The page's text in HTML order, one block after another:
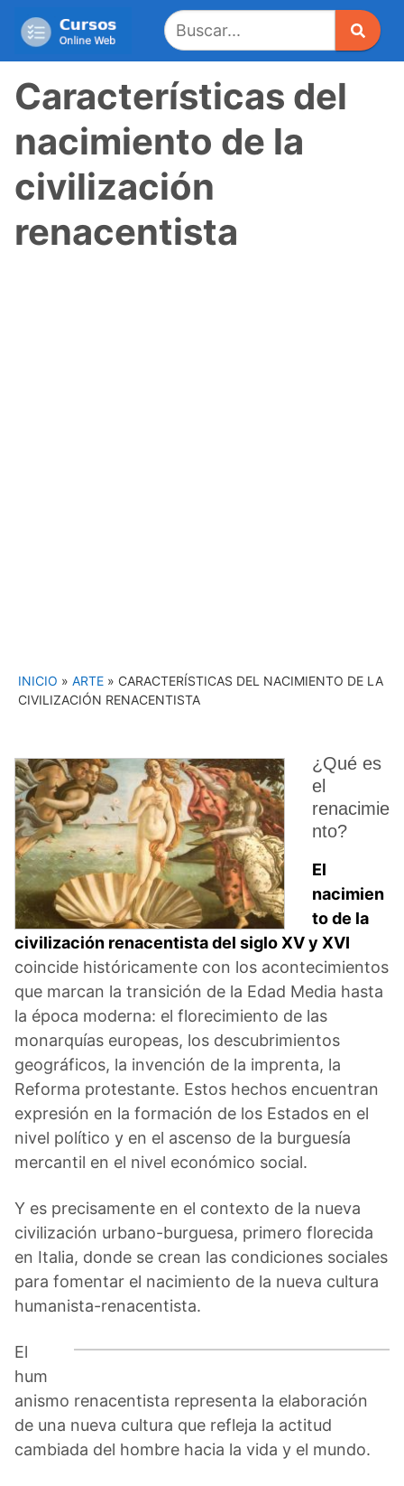
Características del
nacimiento de la
civilización
renacentista
INICIO » ARTE » CARACTERÍSTICAS DEL NACIMIENTO DE LA
CIVILIZACIÓN RENACENTISTA
¿Qué es
el
renacimie
nto?
El
nacimien
to de la
civilización renacentista del siglo XV y XVI
coincide históricamente con los acontecimientos
que marcan la transición de la Edad Media hasta
la época moderna: el florecimiento de las
monarquías europeas, los descubrimientos
geográficos, la invención de la imprenta, la
Reforma protestante. Estos hechos encuentran
expresión en la formación de los Estados en el
nivel político y en el ascenso de la burguesía
mercantil en el nivel económico social.
Y es precisamente en el contexto de la nueva
civilización urbano-burguesa, primero florecida
en Italia, donde se crean las condiciones sociales
para fomentar el nacimiento de la nueva cultura
humanista-renacentista.
El
hum
anismo renacentista representa la elaboración
de una nueva cultura que refleja la actitud
cambiada del hombre hacia la vida y el mundo.